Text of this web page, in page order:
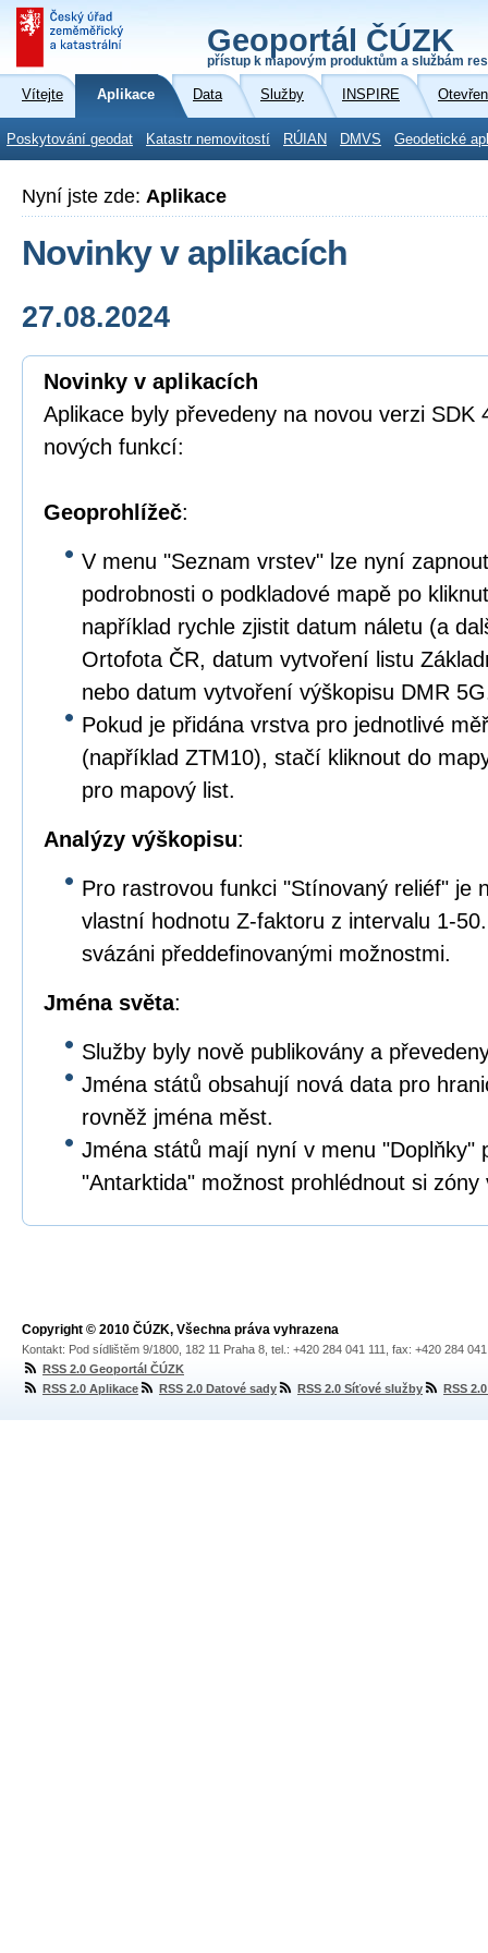
Geoportál ČÚZK
přístup k mapovým produktům a službám
Vítejte Aplikace Data Služby INSPIRE
Poskytování geodat Katastr nemovitostí RÚIAN DMVS Geodetické
Nyní jste zde: Aplikace
Novinky v aplikacích
27.08.2024
Novinky v aplikacích
Aplikace byly převedeny na novou verzi SDK
nových funkcí:
Geoprohlížeč:
V menu "Seznam vrstev" lze nyní
podrobnosti o podkladové mapě po
například rychle zjistit datum náletu (a
Ortofota ČR, datum vytvoření listu
nebo datum vytvoření výškopisu DMR
Pokud je přidána vrstva pro jednotlivé
(například ZTM10), stačí kliknout do
pro mapový list.
Analýzy výškopisu:
Pro rastrovou funkci "Stínovaný reliéf" je
vlastní hodnotu Z-faktoru z intervalu 1-
svázáni předdefinovanými možnostmi.
Jména světa:
Služby byly nově publikovány a
Jména států obsahují nová data pro
rovněž jména měst.
Jména států mají nyní v menu "Doplňky"
"Antarktida" možnost prohlédnout si zóny
Copyright © 2010 ČÚZK, Všechna práva vyhrazena
Kontakt: Pod sídlištěm 9/1800, 182 11 Praha 8, tel.: +420 284 041 111, fax: +420 284
RSS 2.0 Geoportál ČÚZK
RSS 2.0 Aplikace
RSS 2.0 Datové sady RSS 2.0 Síťové služby RSS